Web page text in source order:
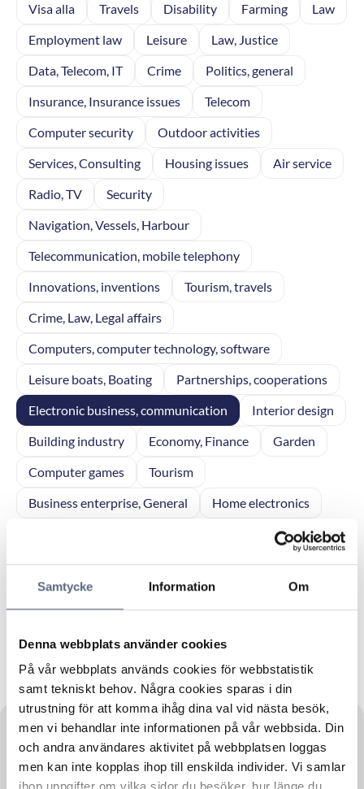
Samtycke Information Om
Denna webbplats använder cookies
På vår webbplats används cookies för webbstatistik
samt tekniskt behov. Några cookies sparas i din
utrustning för att komma ihåg dina val vid nästa besök,
men vi behandlar inte informationen på vår webbsida. Din
och andra användares aktivitet på webbplatsen loggas
men kan inte kopplas ihop till enskilda individer. Vi samlar
Visa alla Travels Disability Farming
Law
Employment law
Leisure
Law, Justice
Data, Telecom, IT
Crime
Politics, general
Insurance, Insurance issues
Telecom
Computer security
Outdoor activities
Services, Consulting
Housing issues
Air service
Radio, TV
Security
Navigation, Vessels, Harbour
Telecommunication, mobile telephony
Innovations, inventions
Tourism, travels
Crime, Law, Legal affairs
Computers, computer technology, software
Leisure boats, Boating
Partnerships, cooperations
Electronic business, communication
Interior design
Building industry
Economy, Finance
Garden
Computer games
Tourism
Business enterprise, General
Home electronics
Infrastructure, Communication
Municipal services
Sales
Elderly care
Real Estate, facilities management
Personal finance
Legal affairs
Agriculture
Crime 13 September, 2023